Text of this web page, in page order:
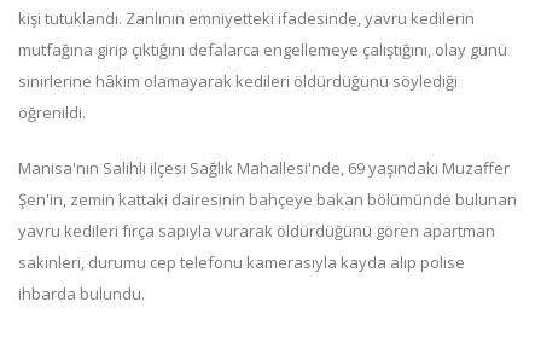
kişi tutuklandı. Zanlının emniyetteki ifadesinde, yavru kedilerin
mutfağına girip çıktığını defalarca engellemeye çalıştığını, olay günü
sinirlerine hâkim olamayarak kedileri öldürdüğünü söylediği
öğrenildi.
Manisa'nın Salihli ilçesi Sağlık Mahallesi'nde, 69 yaşındaki Muzaffer
Şen'in, zemin kattaki dairesinin bahçeye bakan bölümünde bulunan
yavru kedileri fırça sapıyla vurarak öldürdüğünü gören apartman
sakinleri, durumu cep telefonu kamerasıyla kayda alıp polise
ihbarda bulundu.